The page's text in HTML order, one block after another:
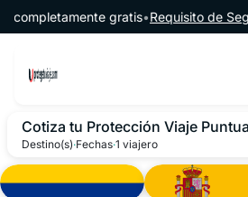
Saltar al contenido
gratis•Requisito de Seguro
Cotiza tu Protección Viaje
Destino(s)·Fechas·1 viajero